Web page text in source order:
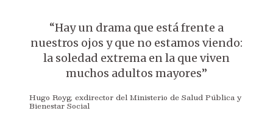
“Hay un drama que está frente a
nuestros ojos y que no estamos viendo:
la soledad extrema en la que viven
muchos adultos mayores”
Hugo Royg, exdirector del Ministerio de Salud Pública y
Bienestar Social